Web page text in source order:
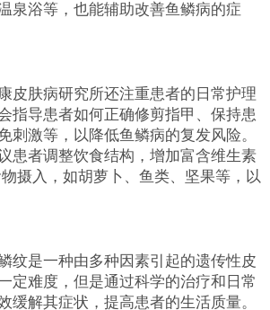
泉浴等，也能辅助改善鱼鳞病的症
肤病研究所还注重患者的日常护理
指导患者如何正确修剪指甲、保持患
刺激等，以降低鱼鳞病的复发风险。
患者调整饮食结构，增加富含维生素
摄入，如胡萝卜、鱼类、坚果等，以
是一种由多种因素引起的遗传性皮
定难度，但是通过科学的治疗和日常
缓解其症状，提高患者的生活质量。